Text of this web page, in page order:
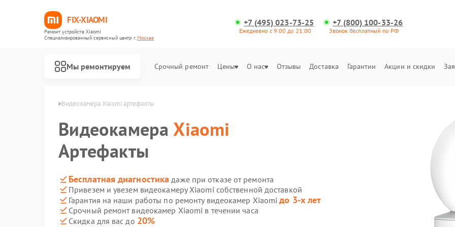
FIX-XIAOMI
Ремонт устройств Xiaomi
Специализированный cервисный центр г.Москва
+7 (495) 023-73-25
Ежедневно с 9:00 до 21:00
+7 (800) 100-33-26
Звонок бесплатный по РФ
Мы ремонтируем Срочный ремонт Цены О нас Отзывы Доставка Гарантии Акции и скидки
Xiaomi в Москве Видеокамера Xiaomi артефакты
ВидеокамераXiaomi
Артефакты
Бесплатная диагностика даже при отказе от ремонта
Привезем и увезем видеокамеру Xiaomi собственной доставкой
Гарантия на наши работы по ремонту видеокамер Xiaomiдо 3-х лет
Срочный ремонт видеокамер Xiaomi в течении часа
Скидка для вас до 20%